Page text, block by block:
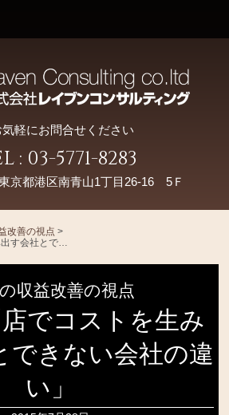
気軽にお問合せください
: 03-5771-8283
京都港区南青山1丁目26-16 5Ｆ
改善の視点 >
収益改善の視点
でコストを生み
できない会社の違
い」